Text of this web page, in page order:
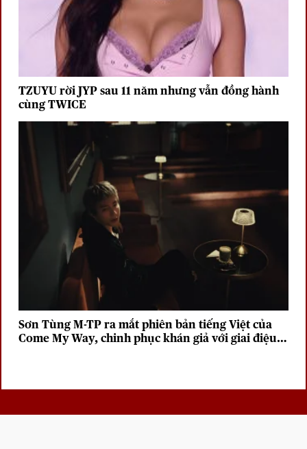
TZUYU rời JYP sau 11 năm nhưng vẫn đồng hành
cùng TWICE
Sơn Tùng M-TP ra mắt phiên bản tiếng Việt của
Come My Way, chinh phục khán giả với giai điệu